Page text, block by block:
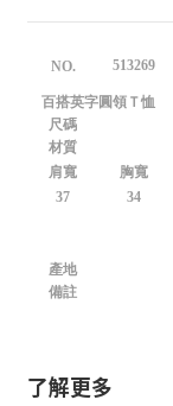
NO. 513269
百搭英字圓領Ｔ恤
尺碼
材質
肩寬
胸寬
37
34
產地
備註
了解更多